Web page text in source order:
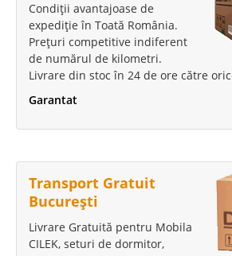
Condiții avantajoase de
expediție în Toată România.
Prețuri competitive indiferent
de numărul de kilometri.
Livrare din stoc în 24 de ore către
Garantat
Transport Gratuit
București
Livrare Gratuită pentru Mobila
CILEK, seturi de dormitor,